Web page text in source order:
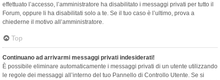
effettuato l’accesso, l’amministratore ha disabilitato i messaggi privati per tutto il
Forum, oppure li ha disabilitati solo a te. Se il tuo caso è l’ultimo, prova a
chiederne il motivo all’amministratore.
Top
Continuano ad arrivarmi messaggi privati indesiderati!
È possibile eliminare automaticamente i messaggi privati ​​di un utente utilizzando
le regole dei messaggi all’interno del tuo Pannello di Controllo Utente. Se si